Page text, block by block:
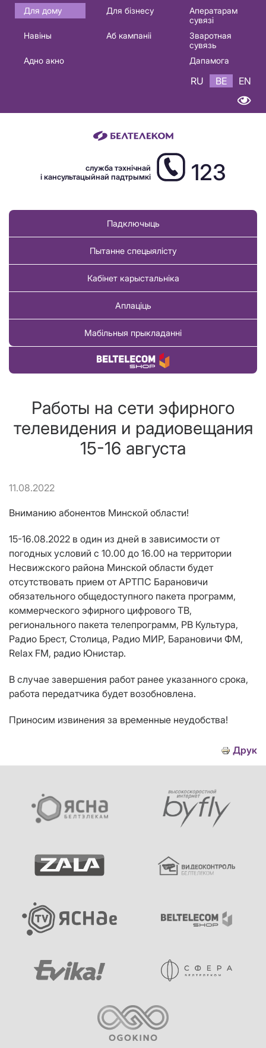
Основная
навигация
Для дому Для бізнесу
Аператарам
сувязі
Навіны
Аб кампаніі
Зваротная
сувязь
Адно акно
Дапамога
RU BE EN
служба тэхнічнай
і кансультацыйнай падтрымкі
123
Падключыць
Пытанне спецыялісту
Кабінет карыстальніка
Аплаціць
Мабільныя прыкладанні
Купіць тавар
Работы на сети эфирного
телевидения и радиовещания
15-16 августа
11.08.2022
Вниманию абонентов Минской области!
15-16.08.2022 в один из дней в зависимости от
погодных условий с 10.00 до 16.00 на территории
Несвижского района Минской области будет
отсутствовать прием от АРТПС Барановичи
обязательного общедоступного пакета программ,
коммерческого эфирного цифрового ТВ,
регионального пакета телепрограмм, РВ Культура,
Радио Брест, Столица, Радио МИР, Барановичи ФМ,
Relax FM, радио Юнистар.
В случае завершения работ ранее указанного срока,
работа передатчика будет возобновлена.
Приносим извинения за временные неудобства!
Друк